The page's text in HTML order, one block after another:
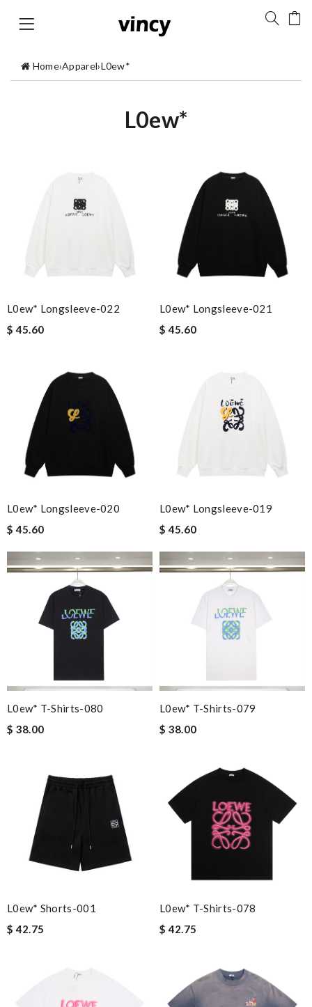
Home›Apparel›L0ew*
L0ew*
L0ew* Longsleeve-022
$ 45.60
L0ew* Longsleeve-021
$ 45.60
L0ew* Longsleeve-020
$ 45.60
L0ew* Longsleeve-019
$ 45.60
L0ew* T-Shirts-080
$ 38.00
L0ew* T-Shirts-079
$ 38.00
L0ew* Shorts-001
$ 42.75
L0ew* T-Shirts-078
$ 42.75